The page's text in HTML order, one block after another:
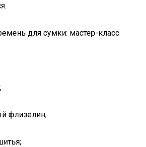
для сумки: мастер-класс
флизелин;